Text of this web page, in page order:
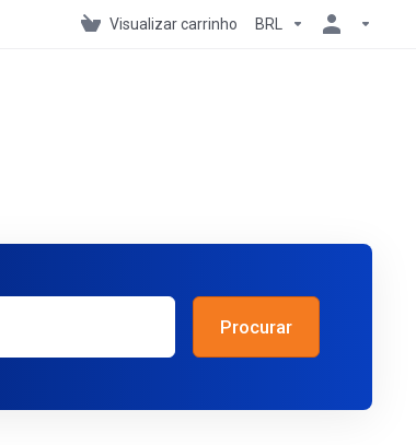
Visualizar carrinho BRL
Procurar